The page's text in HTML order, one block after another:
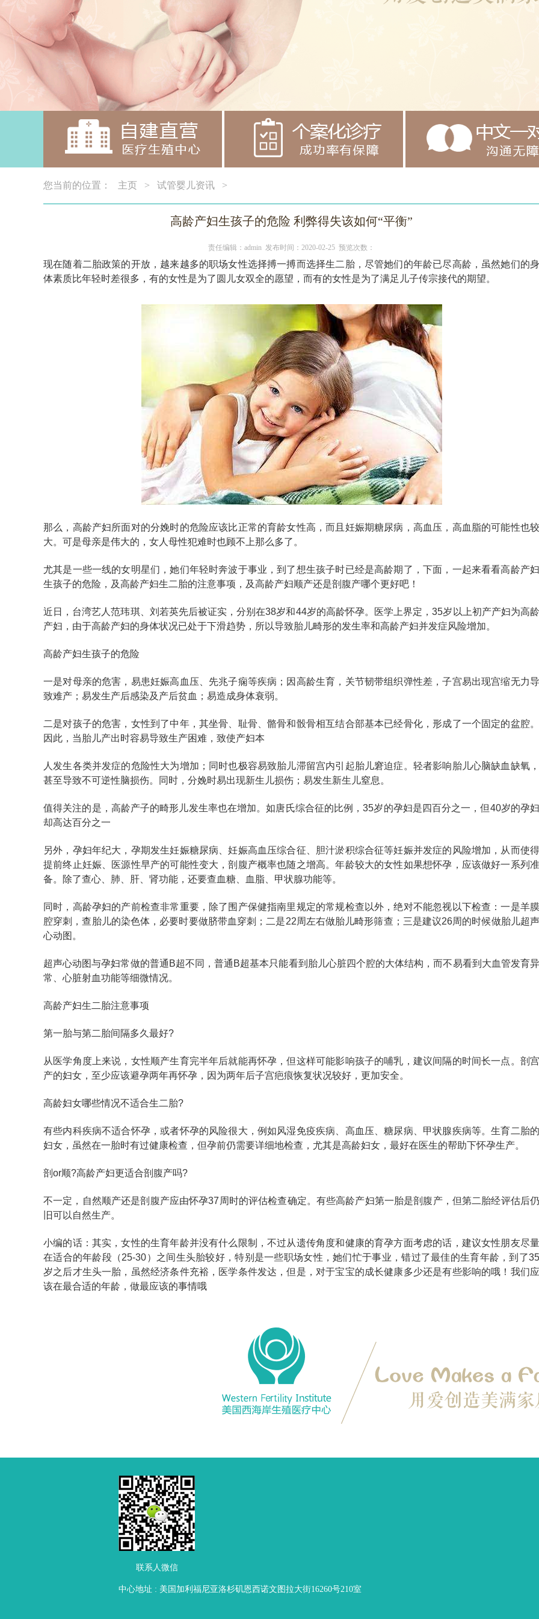
您当前的位置： 主页 > 试管婴儿资讯 >
高龄产妇生孩子的危险 利弊得失该如何“平衡”
责任编辑：admin 发布时间：2020-02-25 预览次数：
现在随着二胎政策的开放，越来越多的职场女性选择搏一搏而选择生二胎，尽管她们的年龄已尽高龄，虽然她们的身
体素质比年轻时差很多，有的女性是为了圆儿女双全的愿望，而有的女性是为了满足儿子传宗接代的期望。
那么，高龄产妇所面对的分娩时的危险应该比正常的育龄女性高，而且妊娠期糖尿病，高血压，高血脂的可能性也较
大。可是母亲是伟大的，女人母性犯难时也顾不上那么多了。
尤其是一些一线的女明星们，她们年轻时奔波于事业，到了想生孩子时已经是高龄期了，下面，一起来看看高龄产妇
生孩子的危险，及高龄产妇生二胎的注意事项，及高龄产妇顺产还是剖腹产哪个更好吧！
近日，台湾艺人范玮琪、刘若英先后被证实，分别在38岁和44岁的高龄怀孕。医学上界定，35岁以上初产产妇为高龄
产妇，由于高龄产妇的身体状况已处于下滑趋势，所以导致胎儿畸形的发生率和高龄产妇并发症风险增加。
高龄产妇生孩子的危险
一是对母亲的危害，易患妊娠高血压、先兆子痫等疾病；因高龄生育，关节韧带组织弹性差，子宫易出现宫缩无力导
致难产；易发生产后感染及产后贫血；易造成身体衰弱。
二是对孩子的危害，女性到了中年，其坐骨、耻骨、骼骨和骰骨相互结合部基本已经骨化，形成了一个固定的盆腔。
因此，当胎儿产出时容易导致生产困难，致使产妇本
人发生各类并发症的危险性大为增加；同时也极容易致胎儿滞留宫内引起胎儿窘迫症。轻者影响胎儿心脑缺血缺氧，
甚至导致不可逆性脑损伤。同时，分娩时易出现新生儿损伤；易发生新生儿窒息。
值得关注的是，高龄产子的畸形儿发生率也在增加。如唐氏综合征的比例，35岁的孕妇是四百分之一，但40岁的孕妇
却高达百分之一
另外，孕妇年纪大，孕期发生妊娠糖尿病、妊娠高血压综合征、胆汁淤积综合征等妊娠并发症的风险增加，从而使得
提前终止妊娠、医源性早产的可能性变大，剖腹产概率也随之增高。年龄较大的女性如果想怀孕，应该做好一系列准
备。除了查心、肺、肝、肾功能，还要查血糖、血脂、甲状腺功能等。
同时，高龄孕妇的产前检查非常重要，除了围产保健指南里规定的常规检查以外，绝对不能忽视以下检查：一是羊膜
腔穿刺，查胎儿的染色体，必要时要做脐带血穿刺；二是22周左右做胎儿畸形筛查；三是建议26周的时候做胎儿超声
心动图。
超声心动图与孕妇常做的普通B超不同，普通B超基本只能看到胎儿心脏四个腔的大体结构，而不易看到大血管发育异
常、心脏射血功能等细微情况。
高龄产妇生二胎注意事项
第一胎与第二胎间隔多久最好?
从医学角度上来说，女性顺产生育完半年后就能再怀孕，但这样可能影响孩子的哺乳，建议间隔的时间长一点。剖宫
产的妇女，至少应该避孕两年再怀孕，因为两年后子宫疤痕恢复状况较好，更加安全。
高龄妇女哪些情况不适合生二胎?
有些内科疾病不适合怀孕，或者怀孕的风险很大，例如风湿免疫疾病、高血压、糖尿病、甲状腺疾病等。生育二胎的
妇女，虽然在一胎时有过健康检查，但孕前仍需要详细地检查，尤其是高龄妇女，最好在医生的帮助下怀孕生产。
剖or顺?高龄产妇更适合剖腹产吗?
不一定，自然顺产还是剖腹产应由怀孕37周时的评估检查确定。有些高龄产妇第一胎是剖腹产，但第二胎经评估后仍
旧可以自然生产。
小编的话：其实，女性的生育年龄并没有什么限制，不过从遗传角度和健康的育孕方面考虑的话，建议女性朋友尽量
在适合的年龄段（25-30）之间生头胎较好，特别是一些职场女性，她们忙于事业，错过了最佳的生育年龄，到了35
岁之后才生头一胎，虽然经济条件充裕，医学条件发达，但是，对于宝宝的成长健康多少还是有些影响的哦！我们应
该在最合适的年龄，做最应该的事情哦
联系人微信
中心地址 : 美国加利福尼亚洛杉矶恩西诺文图拉大街16260号210室